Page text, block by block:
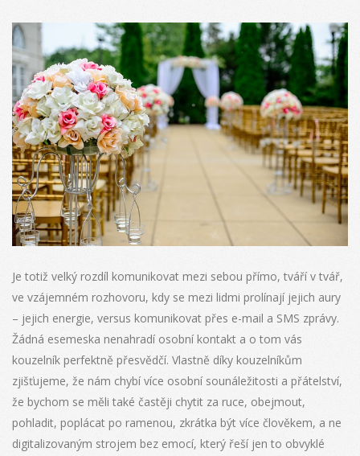
Je totiž velký rozdíl komunikovat mezi sebou přímo, tváří v tvář,
ve vzájemném rozhovoru, kdy se mezi lidmi prolínají jejich aury
– jejich energie, versus komunikovat přes e-mail a SMS zprávy.
Žádná esemeska nenahradí osobní kontakt a o tom vás
kouzelník perfektně přesvědčí. Vlastně díky kouzelníkům
zjišťujeme, že nám chybí více osobní sounáležitosti a přátelství,
že bychom se měli také častěji chytit za ruce, obejmout,
pohladit, poplácat po ramenou, zkrátka být více člověkem, a ne
digitalizovaným strojem bez emocí, který řeší jen to obvyklé